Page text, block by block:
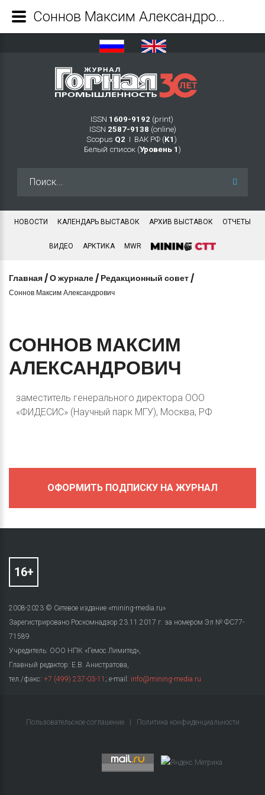
ISSN 1609-9192 (print)
ISSN 2587-9138 (online)
Scopus Q2 Ι ВАК РФ (K1 )
Белый список (Уровень 1 )
НОВОСТИ КАЛЕНДАРЬ ВЫСТАВОК АРХИВ ВЫСТАВОК ОТЧЕТЫ
ВИДЕО АРКТИКА MWR
Главная /О журнале / Редакционный совет /
Соннов Максим Александрович
СОННОВ МАКСИМ
АЛЕКСАНДРОВИЧ
заместитель генерального директора ООО
«ФИДЕСИС» (Научный парк МГУ), Москва, РФ
ОФОРМИТЬ ПОДПИСКУ НА ЖУРНАЛ
2008-2023 © Сетевое издание «mining-media.ru»
Зарегистрировано Роскомнадзор 23.11.2017 г. за номером Эл № ФС77-
71589
Учредитель: ООО НПК «Гемос Лимитед»,
Главный редактор: Е.В. Анистратова,
тел./факс: +7 (499) 237-03-11 ; e-mail: info@mining-media.ru
Пользовательское соглашение Политика конфиденциальности
Соннов Максим Александрович - Журнал Горная промышленность